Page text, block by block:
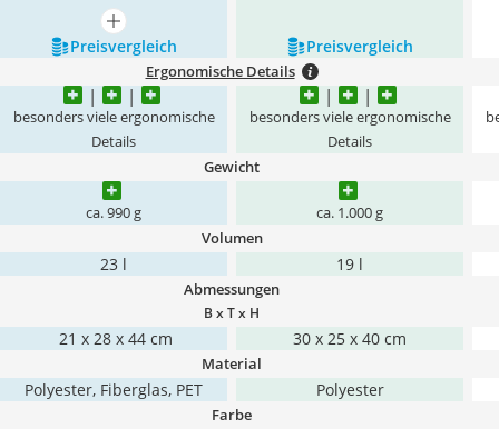
mehr anzeigen
Preis­vergleich
Preis­vergleich
Ergonomische Details
besonders viele ergonomische
Details
besonders viele ergonomische
Details
Gewicht
ca. 990 g ca. 1.000 g
Volumen
23 l 19 l
Abmessungen
B x T x H
‎ 21 x 28 x 44 cm 30 x 25 x 40 cm
Material
Polyester, Fiberglas, PET Polyester
Farbe